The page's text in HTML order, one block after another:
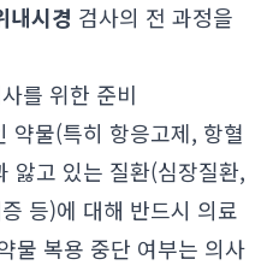
내시경 검사의 전 과정을
를 위한 준비
약물(특히 항응고제, 항혈
앓고 있는 질환(심장질환,
등)에 대해 반드시 의료
물 복용 중단 여부는 의사